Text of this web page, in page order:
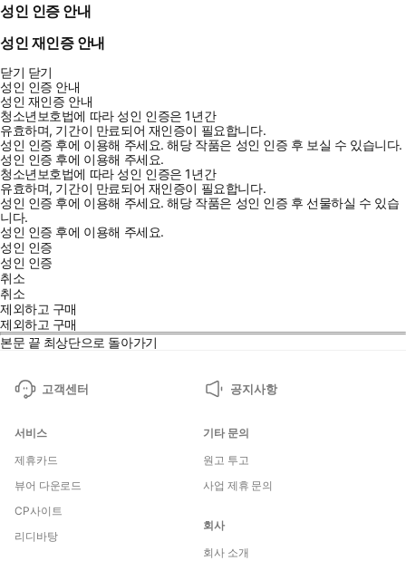
성인 인증 안내
성인 재인증 안내
닫기 닫기
성인 인증 안내
성인 재인증 안내
청소년보호법에 따라 성인 인증은 1년간
유효하며, 기간이 만료되어 재인증이 필요합니다.
성인 인증 후에 이용해 주세요.해당 작품은 성인 인증 후 보실 수 있습니다.
성인 인증 후에 이용해 주세요.
청소년보호법에 따라 성인 인증은 1년간
유효하며, 기간이 만료되어 재인증이 필요합니다.
성인 인증 후에 이용해 주세요.해당 작품은 성인 인증 후 선물하실 수 있습
니다.
성인 인증 후에 이용해 주세요.
성인 인증
성인 인증
취소
취소
제외하고 구매
제외하고 구매
본문 끝 최상단으로 돌아가기
고객센터 공지사항
서비스
제휴카드
뷰어 다운로드
CP사이트
리디바탕
기타 문의
원고 투고
사업 제휴 문의
회사
회사 소개